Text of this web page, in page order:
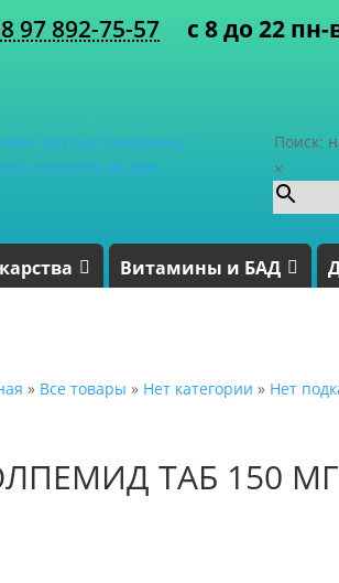
97 892-75-57 с 8 до 22 пн-
Поиск:
×
Витамины и БАД
» Все товары » Нет категории » Нет
ТАБ 150